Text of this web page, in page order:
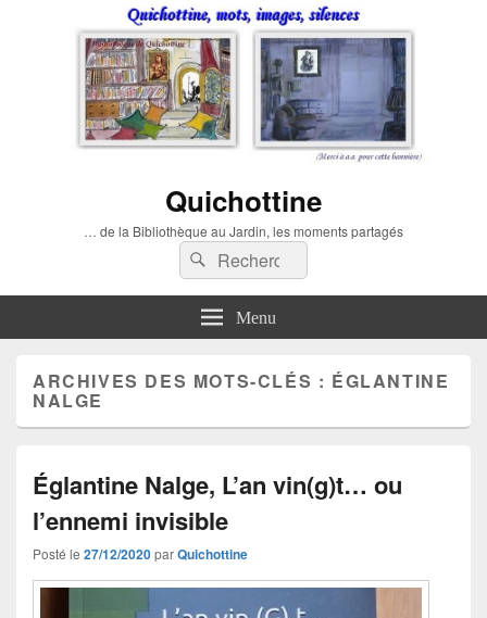
Quichottine
… de la Bibliothèque au Jardin, les moments partagés
Recherche :
Rechercher
Menu
ARCHIVES DES MOTS-CLÉS : ÉGLANTINE
NALGE
Églantine Nalge, L’an vin(g)t… ou
l’ennemi invisible
Posté le 27/12/2020parQuichottine